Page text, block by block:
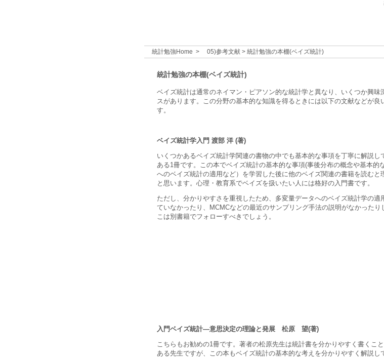
統計勉強 Home > 05)参考文献 > 統計勉強の本棚(ベイズ統計)
統計勉強の本棚(ベイズ統計)
ベイズ統計は通常のネイマン・ピアソン的な統計学と異なり、いくつか興味
スがあります。この分野の基本的な知識を得るときには以下の文献などが良
す。
ベイズ統計学入門 渡部 洋 (著)
いくつかあるベイズ統計学関連の書物の中でも基本的な事項を丁寧に解説し
ある1冊です。この本でベイズ統計の基本的な事項(事後分布の概念や基本的
へのベイズ統計の適用など）を学習した後に他のベイズ関連の書籍を読むと
と思います。心理・教育系でベイズを扱いたい人には格好の入門書です。
ただし、分かりやすさを重視したため、多変量データへのベイズ統計学の適
ていなかったり、MCMCなどの最近のサンプリング手法の説明がなかったり
こは別書籍でフォローすべきでしょう。
入門ベイズ統計―意思決定の理論と発展 松原 望(著)
こちらもお勧めの1冊です。著者の松原先生は統計書を分かりやすく書くこ
ある先生ですが、この本もベイズ統計の基本的な考えを分かりやすく解説し